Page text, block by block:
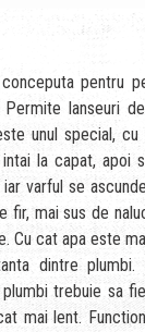
pentru
lanseuri
unul special,
la capat, apoi
varful se
fir, mai sus de
Cu cat apa este
dintre plumbi.
trebuie sa
mai lent.